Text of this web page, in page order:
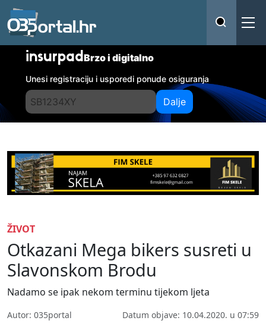
insurpadBrzo i digitalno
Unesi registraciju i usporedi ponude osiguranja
Dalje
ŽIVOT
Otkazani Mega bikers susreti u
Slavonskom Brodu
Nadamo se ipak nekom terminu tijekom ljeta
Autor: 035portal Datum objave: 10.04.2020. u 07:59